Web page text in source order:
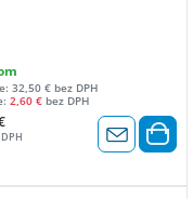
32,50 € bez DPH
2,60 € bez DPH